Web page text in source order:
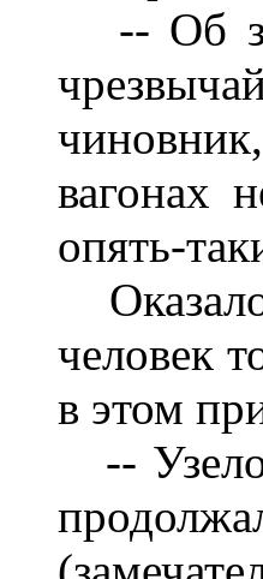
-- Об
вагонах
опять-
человек
в этом
--